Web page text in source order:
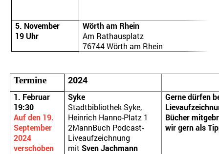
5. November
19 Uhr
Wörth am Rhein
Am Rathausplatz
76744 Wörth am Rhein
Termine 2024
1. Februar
19:30
Auf den 19.
September
2024
verschoben
Syke
Stadtbibliothek Syke,
Heinrich Hanno-Platz 1
2MannBuch Podcast-
Liveaufzeichnung
mitSven Jachmann
Gerne dürfen
Bücher
wir gern als